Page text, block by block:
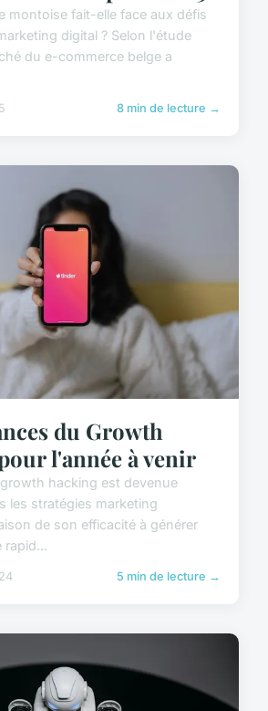
montoise fait-elle face aux défis
digital ? Selon l'étude
du e-commerce belge a
8 min de lecture →
du Growth
l'année à venir
hacking est devenue
les stratégies marketing
de son efficacité à générer
rapid...
5 min de lecture →